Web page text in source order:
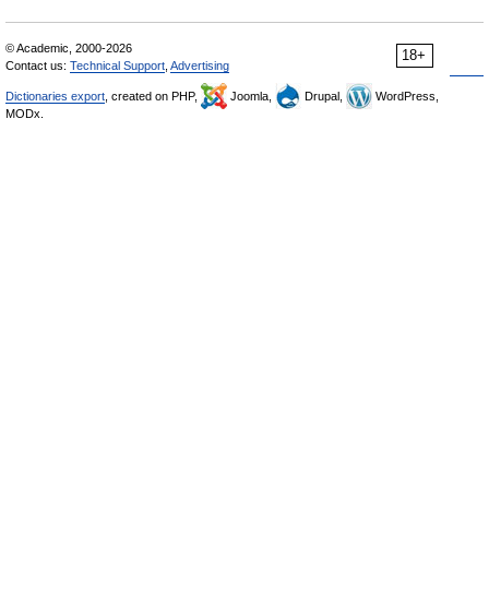
18+
© Academic, 2000-2026
Contact us: Technical Support Advertising
Dictionaries export , created on PHP, Joomla, Drupal,
WordPress,
MODx.